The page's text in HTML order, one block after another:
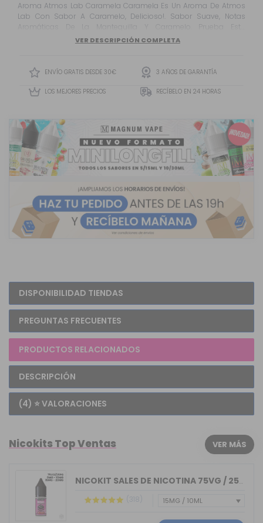
Aroma Atmos Lab Caramela Caramela Es Un Aroma De Atmos
Lab Con Sabor A Caramelo, Delicioso!. Sabor Suave, Notas
Aromáticas De La Mantequilla Y Caramelo. Prueba Esta
Combinación Sabrosa De Sabores. Este Es Un Sabor A
VER DESCRIPCIÓN COMPLETA
ENVÍO GRATIS DESDE 30€ 3 AÑOS DE GARANTÍA
LOS MEJORES PRECIOS RECÍBELO EN 24 HORAS
DISPONIBILIDAD TIENDAS
PREGUNTAS FRECUENTES
PRODUCTOS RELACIONADOS
DESCRIPCIÓN
(4) ⭐ VALORACIONES
Nicokits Top Ventas VER MÁS
NICOKIT SALES DE NICOTINA 75VG / 25PG...
(318)